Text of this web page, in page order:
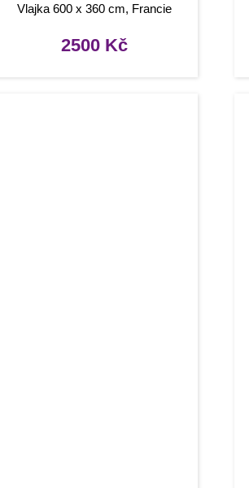
Vlajka 600 x 360 cm, Francie
2500 Kč